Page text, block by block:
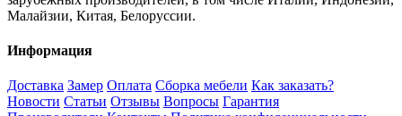
Малайзии, Китая, Белоруссии.
Информация
Доставка Замер Оплата Сборка мебели Как заказать?
Новости Статьи Отзывы Вопросы Гарантия